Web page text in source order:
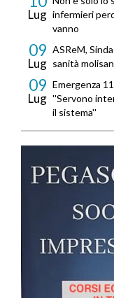
Lug infermieri
vanno
09
Lug
ASReM,
sanità
09
Lug
Emergenza
''Servono
il sistema''